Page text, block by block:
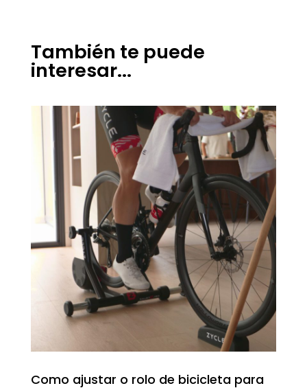
También te puede
interesar...
Como ajustar o rolo de bicicleta para